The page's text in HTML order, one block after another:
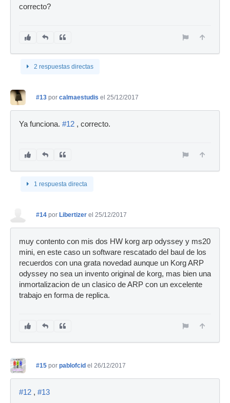
correcto?
2 respuestas directas
#13 por calmaestudis el 25/12/2017
Ya funciona. #12 , correcto.
1 respuesta directa
#14 por Libertizer el 25/12/2017
muy contento con mis dos HW korg arp odyssey y ms20
mini, en este caso un software rescatado del baul de los
recuerdos con una grata novedad aunque un Korg ARP
odyssey no sea un invento original de korg, mas bien una
inmortalizacion de un clasico de ARP con un excelente
trabajo en forma de replica.
#15 por pablofcid el 26/12/2017
#12 , #13